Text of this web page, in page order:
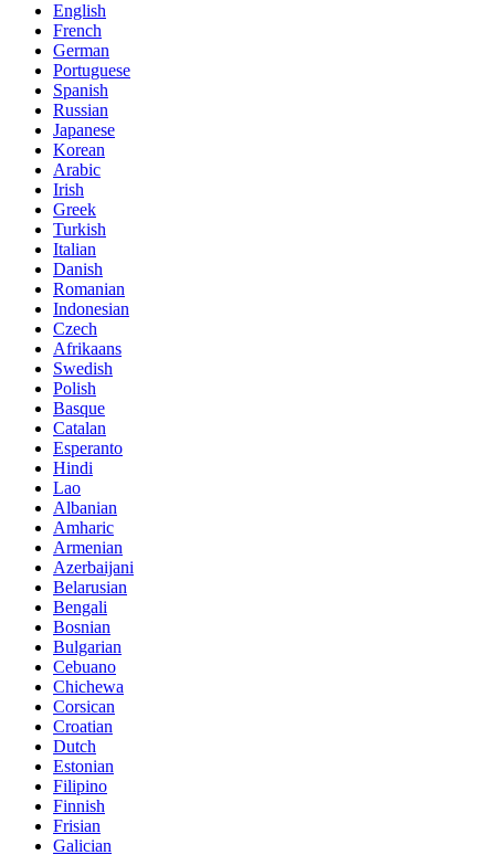
English
French
German
Portuguese
Spanish
Russian
Japanese
Korean
Arabic
Irish
Greek
Turkish
Italian
Danish
Romanian
Indonesian
Czech
Afrikaans
Swedish
Polish
Basque
Catalan
Esperanto
Hindi
Lao
Albanian
Amharic
Armenian
Azerbaijani
Belarusian
Bengali
Bosnian
Bulgarian
Cebuano
Chichewa
Corsican
Croatian
Dutch
Estonian
Filipino
Finnish
Frisian
Galician